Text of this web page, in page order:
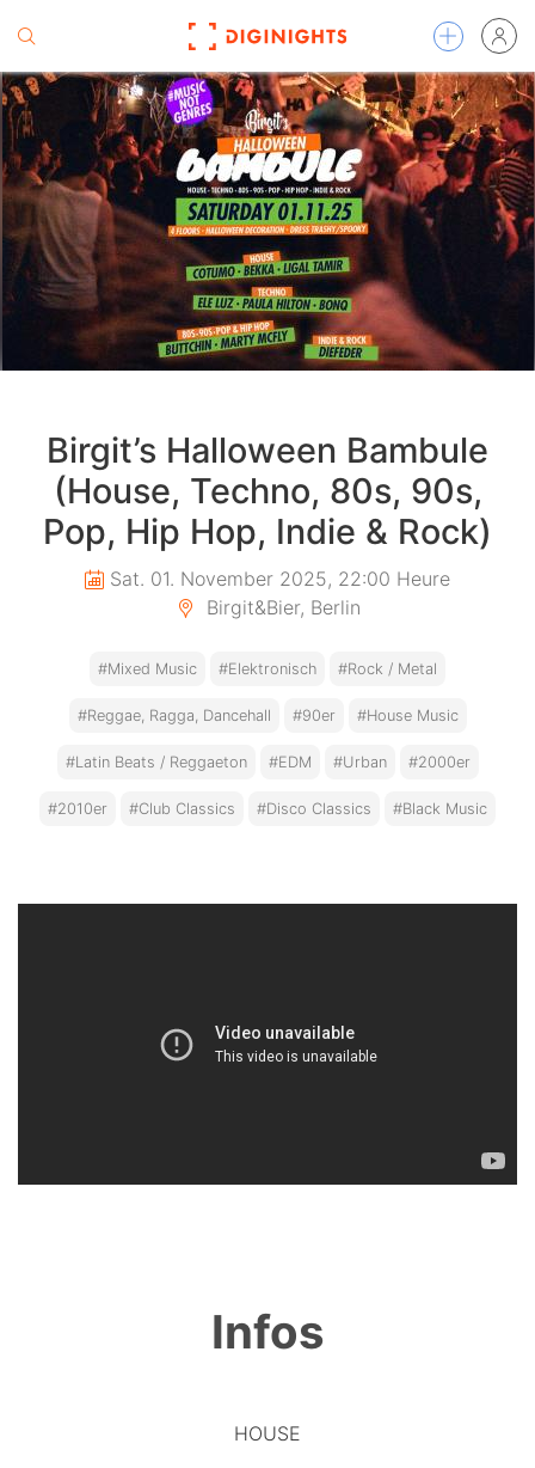
Birgit’s Halloween Bambule
(House, Techno, 80s, 90s,
Pop, Hip Hop, Indie & Rock)
Sat. 01. November 2025, 22:00 Heure
Birgit&Bier, Berlin
#Mixed Music #Elektronisch #Rock / Metal
#Reggae, Ragga, Dancehall #90er #House Music
#Latin Beats / Reggaeton #EDM #Urban #2000er
#2010er #Club Classics #Disco Classics #Black Music
Infos
HOUSE